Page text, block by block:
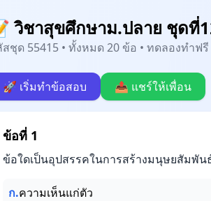
วิชาสุขศึกษาม.ปลาย ชุดที่
ชุด 55415 • ทั้งหมด 20 ข้อ • ทดลองทำฟ
🚀 เริ่มทำข้อสอบ 📤 แชร์ให้เพื่อน
ข้อที่ 1
ข้อใดเป็นอุปสรรคในการสร้างมนุษยสัมพั
ก.ความเห็นแก่ตัว